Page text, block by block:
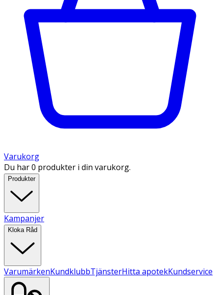
Varukorg
Du har 0 produkter i din varukorg.
Produkter
Kampanjer
Kloka Råd
VarumärkenKundklubbTjänsterHitta apotekKundservice